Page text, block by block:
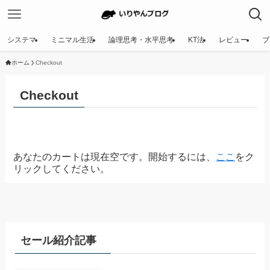
システマ ミニマル生活 論理思考・水平思考 KT法 レビュー
ホーム Checkout
Checkout
あなたのカートは現在空です。開始するには、 ここ をク
リックしてください。
セール紹介記事